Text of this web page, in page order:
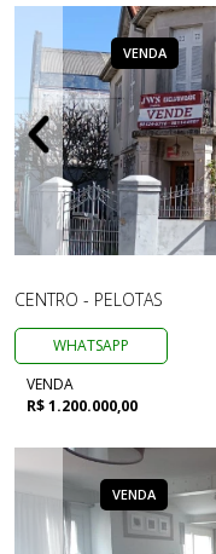
VENDA
CENTRO - PELOTAS
WHATSAPP
VENDA
R$ 1.200.000,00
VENDA